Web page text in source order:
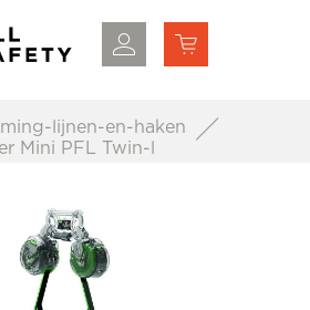
lijnen-en-haken
Mini PFL Twin-l